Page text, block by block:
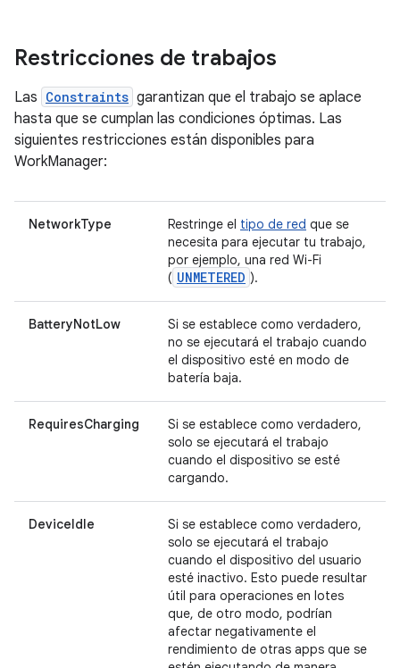
Restricciones de trabajos
Las Constraints garantizan que el trabajo se aplace
hasta que se cumplan las condiciones óptimas. Las
siguientes restricciones están disponibles para
WorkManager:
NetworkType Restringe el tipo de red que se
necesita para ejecutar tu trabajo,
por ejemplo, una red Wi-Fi
( UNMETERED ).
BatteryNotLow
Si se establece como verdadero,
no se ejecutará el trabajo cuando
el dispositivo esté en modo de
batería baja.
RequiresCharging
Si se establece como verdadero,
solo se ejecutará el trabajo
cuando el dispositivo se esté
cargando.
DeviceIdle
Si se establece como verdadero,
solo se ejecutará el trabajo
cuando el dispositivo del usuario
esté inactivo. Esto puede resultar
útil para operaciones en lotes
que, de otro modo, podrían
afectar negativamente el
rendimiento de otras apps que se